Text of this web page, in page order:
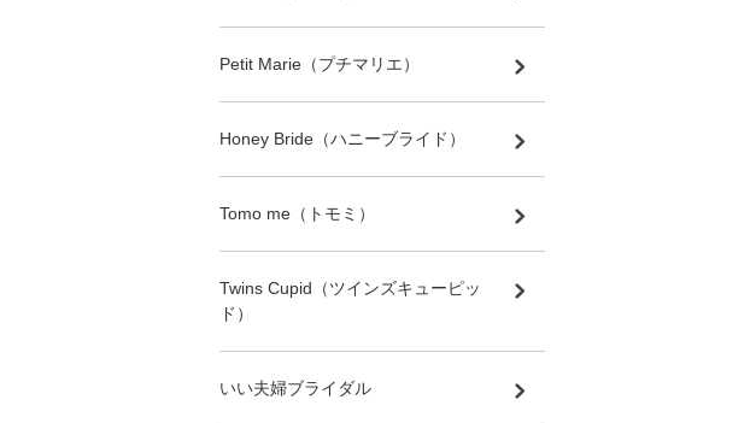
Petit Marie（プチマリエ）
Honey Bride（ハニーブライド）
Tomo me（トモミ）
Twins Cupid（ツインズキューピッ
ド）
いい夫婦ブライダル